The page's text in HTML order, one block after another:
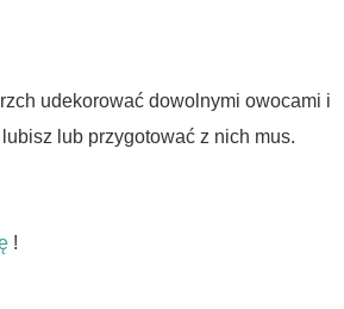
udekorować dowolnymi owocami i
lub przygotować z nich mus.
!